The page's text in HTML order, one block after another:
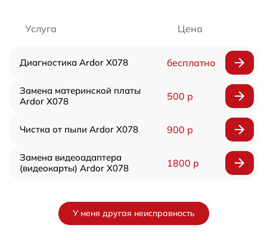
Услуга Цена
Диагностика Ardor X078 бесплатно
Замена материнской платы
Ardor X078
500 р
Чистка от пыли Ardor X078 900 р
Замена видеоадаптера
(видеокарты) Ardor X078
1800 р
У меня другая неисправность